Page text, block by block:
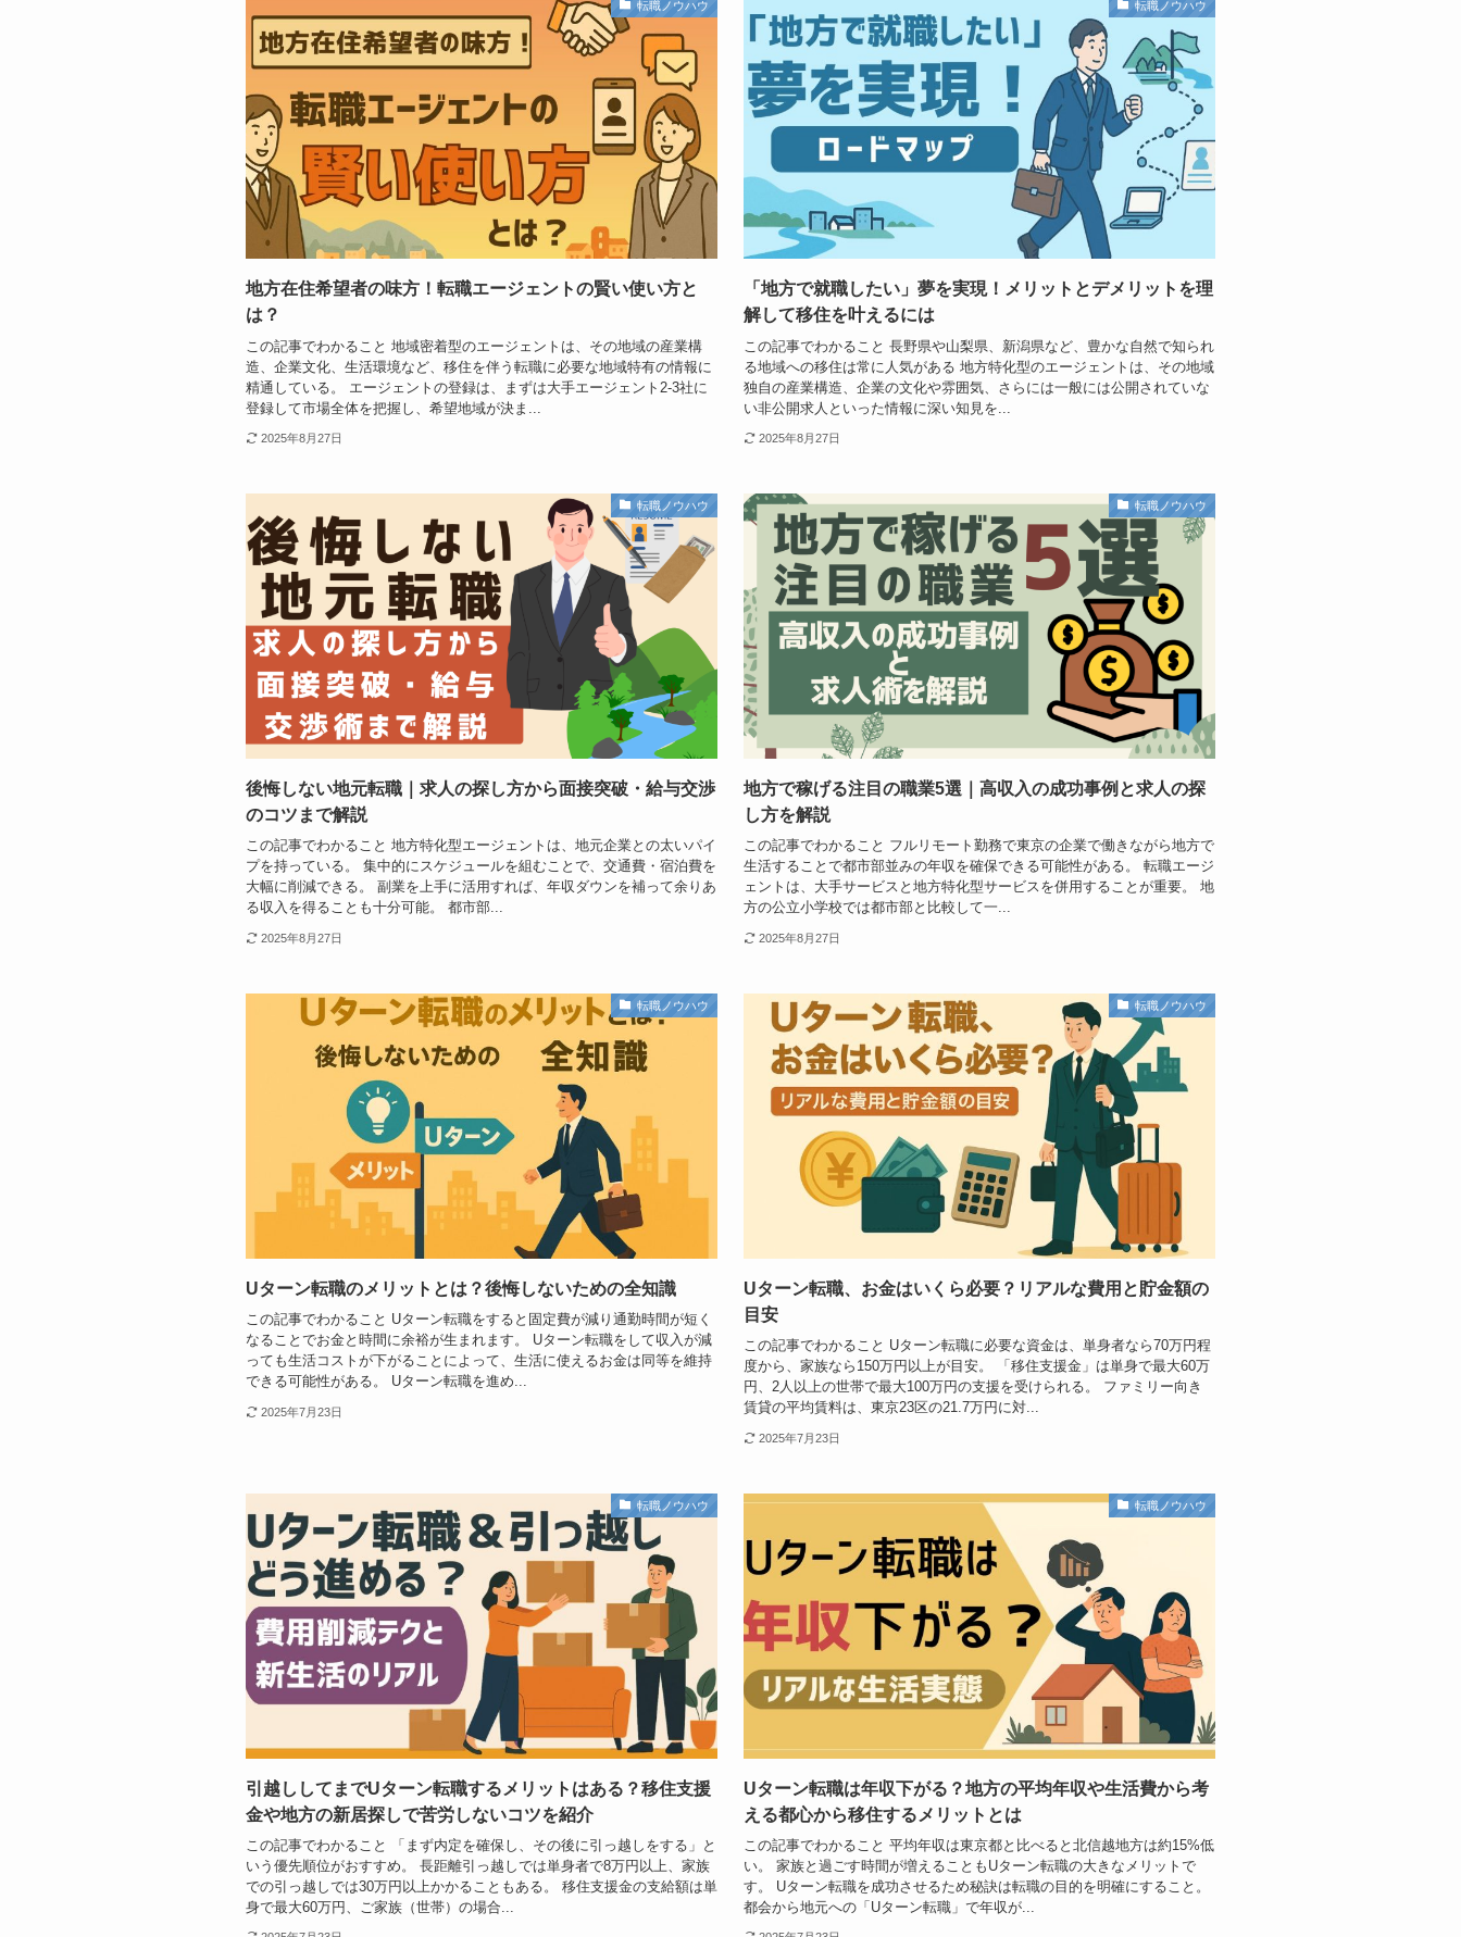
転職ノウハウ
地方在住希望者の味方！転職エージェントの賢い使い方と
は？
この記事でわかること 地域密着型のエージェントは、その地域の産業構
造、企業文化、生活環境など、移住を伴う転職に必要な地域特有の情報に
精通している。 エージェントの登録は、まずは大手エージェント2-3社に
登録して市場全体を把握し、希望地域が決ま...
2025年8月27日
転職ノウハウ
「地方で就職したい」夢を実現！メリットとデメリットを理
解して移住を叶えるには
この記事でわかること 長野県や山梨県、新潟県など、豊かな自然で知られ
る地域への移住は常に人気がある 地方特化型のエージェントは、その地域
独自の産業構造、企業の文化や雰囲気、さらには一般には公開されていな
い非公開求人といった情報に深い知見を...
2025年8月27日
転職ノウハウ
後悔しない地元転職｜求人の探し方から面接突破・給与交渉
のコツまで解説
この記事でわかること 地方特化型エージェントは、地元企業との太いパイ
プを持っている。 集中的にスケジュールを組むことで、交通費・宿泊費を
大幅に削減できる。 副業を上手に活用すれば、年収ダウンを補って余りあ
る収入を得ることも十分可能。 都市部...
2025年8月27日
転職ノウハウ
地方で稼げる注目の職業5選｜高収入の成功事例と求人の探
し方を解説
この記事でわかること フルリモート勤務で東京の企業で働きながら地方で
生活することで都市部並みの年収を確保できる可能性がある。 転職エージ
ェントは、大手サービスと地方特化型サービスを併用することが重要。 地
方の公立小学校では都市部と比較して一...
2025年8月27日
転職ノウハウ
Uターン転職のメリットとは？後悔しないための全知識
この記事でわかること Uターン転職をすると固定費が減り通勤時間が短く
なることでお金と時間に余裕が生まれます。 Uターン転職をして収入が減
っても生活コストが下がることによって、生活に使えるお金は同等を維持
できる可能性がある。 Uターン転職を進め...
2025年7月23日
転職ノウハウ
Uターン転職、お金はいくら必要？リアルな費用と貯金額の
目安
この記事でわかること Uターン転職に必要な資金は、単身者なら70万円程
度から、家族なら150万円以上が目安。 「移住支援金」は単身で最大60万
円、2人以上の世帯で最大100万円の支援を受けられる。 ファミリー向き
賃貸の平均賃料は、東京23区の21.7万円に対...
2025年7月23日
転職ノウハウ
引越ししてまでUターン転職するメリットはある？移住支援
金や地方の新居探しで苦労しないコツを紹介
この記事でわかること 「まず内定を確保し、その後に引っ越しをする」と
いう優先順位がおすすめ。 長距離引っ越しでは単身者で8万円以上、家族
での引っ越しでは30万円以上かかることもある。 移住支援金の支給額は単
身で最大60万円、ご家族（世帯）の場合...
転職ノウハウ
Uターン転職は年収下がる？地方の平均年収や生活費から考
える都心から移住するメリットとは
この記事でわかること 平均年収は東京都と比べると北信越地方は約15%低
い。 家族と過ごす時間が増えることもUターン転職の大きなメリットで
す。 Uターン転職を成功させるため秘訣は転職の目的を明確にすること。
都会から地元への「Uターン転職」で年収が...